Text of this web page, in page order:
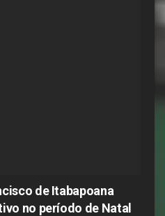
de Itabapoana
no período de Natal